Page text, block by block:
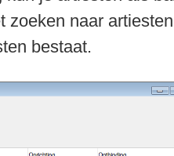
zoeken naar
bestaat.